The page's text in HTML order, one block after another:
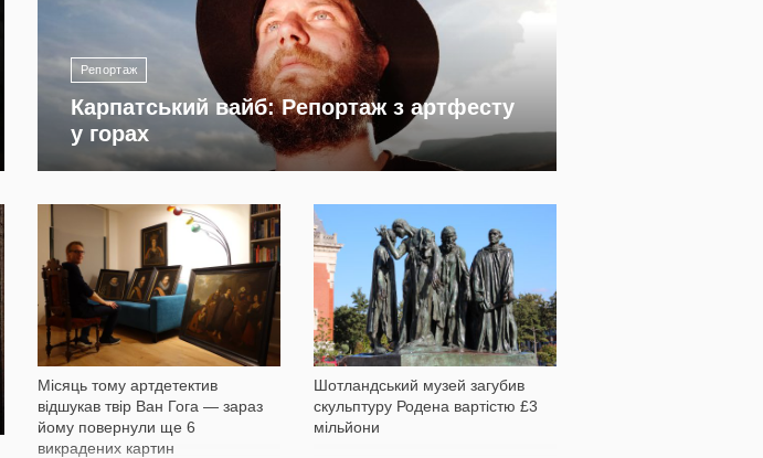
Репортаж
Карпатський вайб: Репортаж з артфесту
у горах
Місяць тому артдетектив
відшукав твір Ван Гога — зараз
йому повернули ще 6
викрадених картин
1 164
Шотландський музей загубив
скульптуру Родена вартістю £3
мільйони
694